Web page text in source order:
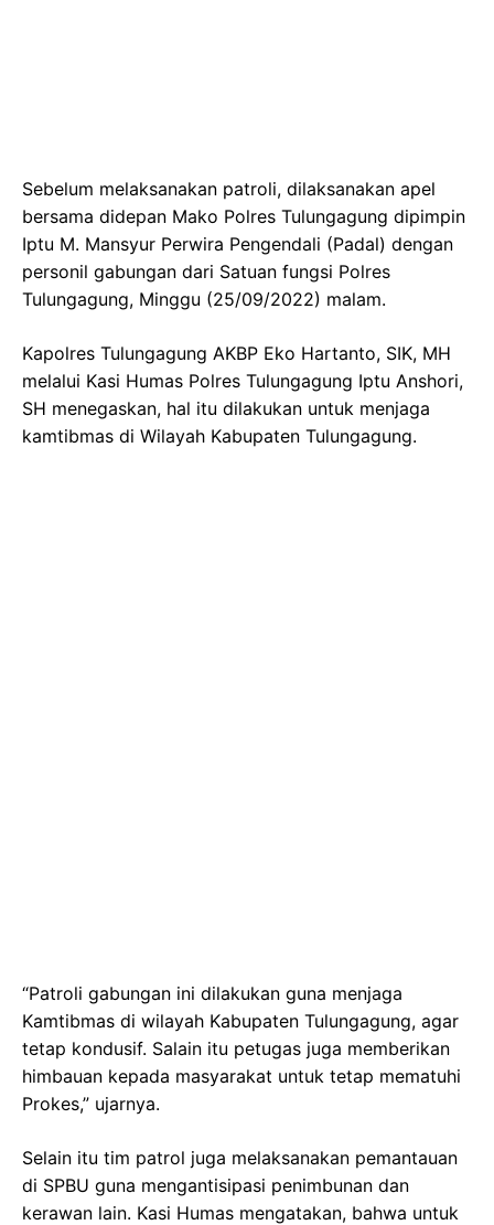
Sebelum melaksanakan patroli, dilaksanakan apel
bersama didepan Mako Polres Tulungagung dipimpin
Iptu M. Mansyur Perwira Pengendali (Padal) dengan
personil gabungan dari Satuan fungsi Polres
Tulungagung, Minggu (25/09/2022) malam.
Kapolres Tulungagung AKBP Eko Hartanto, SIK, MH
melalui Kasi Humas Polres Tulungagung Iptu Anshori,
SH menegaskan, hal itu dilakukan untuk menjaga
kamtibmas di Wilayah Kabupaten Tulungagung.
“Patroli gabungan ini dilakukan guna menjaga
Kamtibmas di wilayah Kabupaten Tulungagung, agar
tetap kondusif. Salain itu petugas juga memberikan
himbauan kepada masyarakat untuk tetap mematuhi
Prokes,” ujarnya.
Selain itu tim patrol juga melaksanakan pemantauan
di SPBU guna mengantisipasi penimbunan dan
kerawan lain. Kasi Humas mengatakan, bahwa untuk